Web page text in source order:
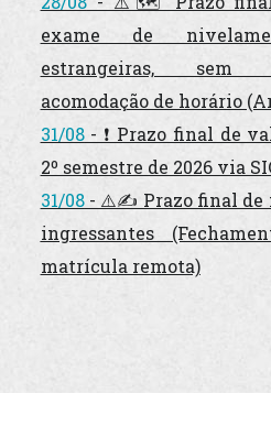
exame de
estrangeiras, sem
acomodação de horário
31/08- ❗ Prazo final de
2º semestre de 2026 via
31/08- ⚠️✍️ Prazo final de
ingressantes
matrícula remota)